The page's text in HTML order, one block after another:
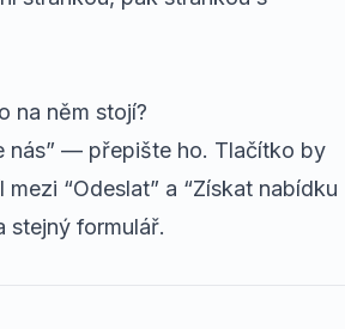
na něm stojí?
nás” — přepište ho. Tlačítko by
“Odeslat” a “Získat nabídku
formulář.